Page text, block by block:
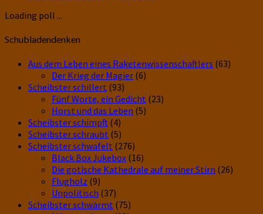
Loading poll ...
Schubladendenken
Aus dem Leben eines Raketenwissenschaftlers (63)
Der Krieg der Magier (6)
Scheibster schillert (93)
Fünf Worte, ein Gedicht (23)
Horst und das Leben (5)
Scheibster schimpft (4)
Scheibster schraubt (5)
Scheibster schwafelt (276)
Black Box Jukebox (16)
Die gotische Kathedrale auf meiner Stirn (26)
Flugholz (9)
Unpolitisch (37)
Scheibster schwärmt (75)